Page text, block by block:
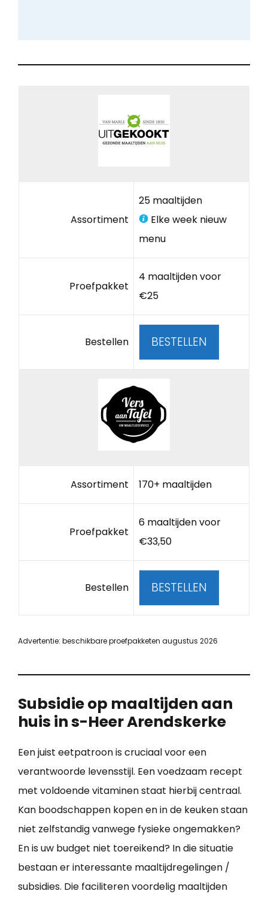
Assortiment
25 maaltijden
Elke week nieuw
menu
Proefpakket
4 maaltijden voor
€25
Bestellen BESTELLEN
Assortiment 170+ maaltijden
Proefpakket
6 maaltijden voor
€33,50
Bestellen BESTELLEN
Advertentie: beschikbare proefpakketen augustus 2026
Subsidie op maaltijden aan
huis in s-Heer Arendskerke
Een juist eetpatroon is cruciaal voor een
verantwoorde levensstijl. Een voedzaam recept
met voldoende vitaminen staat hierbij centraal.
Kan boodschappen kopen en in de keuken staan
niet zelfstandig vanwege fysieke ongemakken?
En is uw budget niet toereikend? In die situatie
bestaan er interessante maaltijdregelingen /
subsidies. Die faciliteren voordelig maaltijden